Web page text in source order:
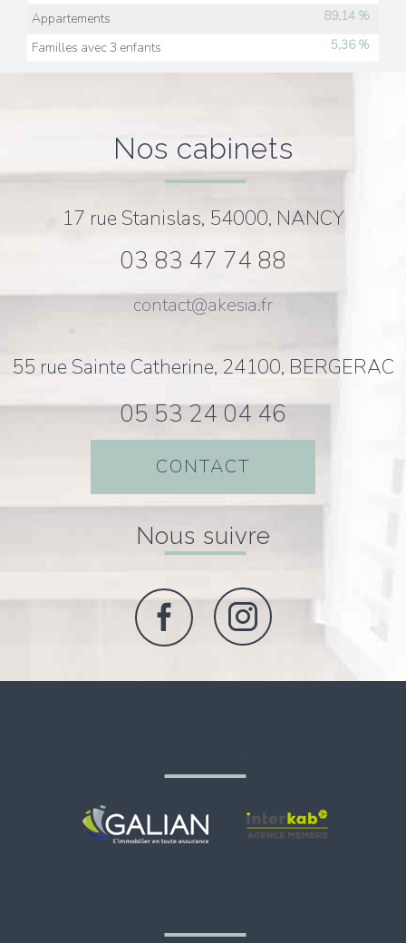
Appartements
89,14 %
Familles avec 3 enfants
5,36 %
nos cabinets
17 rue Stanislas, 54000, NANCY
03 83 47 74 88
contact@akesia.fr
55 rue Sainte Catherine, 24100, BERGERAC
05 53 24 04 46
CONTACT
nous suivre